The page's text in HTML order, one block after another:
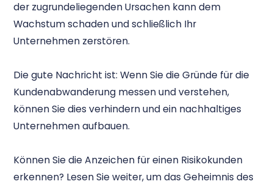
der zugrundeliegenden Ursachen kann dem
Wachstum schaden und schließlich Ihr
Unternehmen zerstören.
Die gute Nachricht ist: Wenn Sie die Gründe für die
Kundenabwanderung messen und verstehen,
können Sie dies verhindern und ein nachhaltiges
Unternehmen aufbauen.
Können Sie die Anzeichen für einen Risikokunden
erkennen? Lesen Sie weiter, um das Geheimnis des